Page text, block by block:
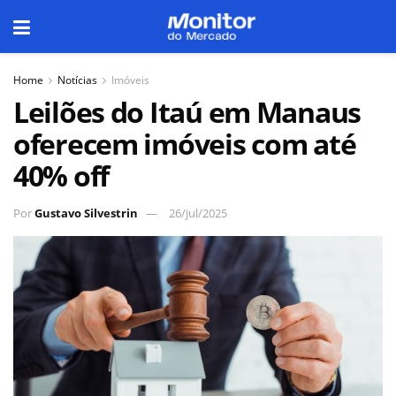
Home Notícias Imóveis
Leilões do Itaú em Manaus
oferecem imóveis com até
40% off
PorGustavo Silvestrin 26/jul/2025